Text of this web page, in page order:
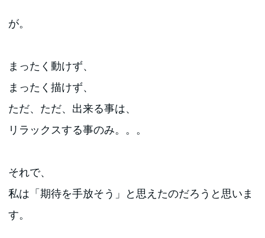
が。
まったく動けず、
まったく描けず、
ただ、ただ、出来る事は、
リラックスする事のみ。。。
それで、
私は「期待を手放そう」と思えたのだろうと思いま
す。